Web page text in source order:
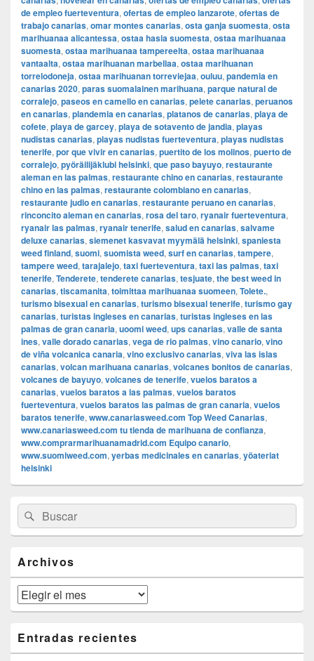
de empleo fuerteventura, ofertas de empleo lanzarote, ofertas de
trabajo canarias, omar montes canarias, osta ganja suomesta, osta
marihuanaa alicantessa, ostaa hasia suomesta, ostaa marihuanaa
suomesta, ostaa marihuanaa tampereelta, ostaa marihuanaa
vantaalta, ostaa marihuanan marbellaa, ostaa marihuanan
torrelodoneja, ostaa marihuanan torreviejaa, ouluu, pandemia en
canarias 2020, paras suomalainen marihuana, parque natural de
corralejo, paseos en camello en canarias, pelete canarias, peruanos
en canarias, plandemia en canarias, platanos de canarias, playa de
cofete, playa de garcey, playa de sotavento de jandia, playas
nudistas canarias, playas nudistas fuerteventura, playas nudistas
tenerife, por que vivir en canarias, puertito de los molinos, puerto de
corralejo, pyöräilijäklubi helsinki, que paso bayuyo, restaurante
aleman en las palmas, restaurante chino en canarias, restaurante
chino en las palmas, restaurante colombiano en canarias,
restaurante judio en canarias, restaurante peruano en canarias,
rinconcito aleman en canarias, rosa del taro, ryanair fuerteventura,
ryanair las palmas, ryanair tenerife, salud en canarias, salvame
deluxe canarias, siemenet kasvavat myymälä helsinki, spaniesta
weed finland, suomi, suomista weed, surf en canarias, tampere,
tampere weed, tarajalejo, taxi fuerteventura, taxi las palmas, taxi
tenerife, Tenderete, tenderete canarias, tesjuate, the best weed in
canarias, tiscamanita, toimittaa marihuanaa suomeen, Tolete.,
turismo bisexual en canarias, turismo bisexual tenerife, turismo gay
canarias, turistas ingleses en canarias, turistas ingleses en las
palmas de gran canaria, uoomi weed, ups canarias, valle de santa
ines, valle dorado canarias, vega de rio palmas, vino canario, vino
de viña volcanica canaria, vino exclusivo canarias, viva las islas
canarias, volcan marihuana canarias, volcanes bonitos de canarias,
volcanes de bayuyo, volcanes de tenerife, vuelos baratos a
canarias, vuelos baratos a las palmas, vuelos baratos
fuerteventura, vuelos baratos las palmas de gran canaria, vuelos
baratos tenerife, www.canariasweed.com Top Weed Canarias,
www.canariasweed.com tu tienda de marihuana de confianza,
www.comprarmarihuanamadrid.com Equipo canario,
www.suomiweed.com, yerbas medicinales en canarias, yöateriat
helsinki
área
de
widget
lateral
primaria
Buscar
por:
Buscar
Archivos
Archivos
Entradas recientes